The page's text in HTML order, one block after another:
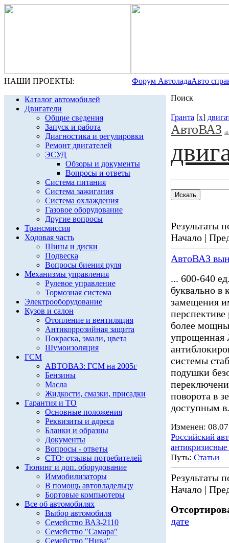
НАШИ ПРОЕКТЫ: Форум АвтоладаАвто
Каталог автомобилей
Двигатели
Общие сведения
Запуск и работа
Диагностика и регулировки
Ремонт двигателей
ЭСУД
Обзоры и документы
Вопросы и ответы
Система питания
Система зажигания
Система охлаждения
Газовое оборудование
Другие вопросы
Трансмиссия
Ходовая часть
Шины и диски
Подвеска
Вопросы биения руля
Механизмы управления
Рулевое управление
Тормозная система
Электрооборудование
Кузов и салон
Отопление и вентиляция
Антикоррозийная защита
Покраска, эмали, цвета
Шумоизоляция
ГСМ
АВТОВАЗ: ГСМ на 2005г
Бензины
Масла
Жидкости, смазки, присадки
Гарантия и ТО
Основные положения
Реквизиты и адреса
Бланки и образцы
Документы
Вопросы - ответы
СТО: отзывы потребителей
Тюнинг и доп. оборудование
Иммобилизаторы
В помощь автовладельцу
Бортовые компьютеры
Все об автомобилях
Выбор автомобиля
Семейство ВАЗ-2110
Семейство "Самара"
Семейство "Нива"
Поиск
Гранта [x]
АвтоВАЗ
Результаты
Начало |
АвтоВАЗ
... 600-640
буквально в
замещения
перспективе
более
упрощенная
системы
подушки
поворота в
доступным
Изменен:
Российский
Путь: Статьи
Результаты
Начало |
дате